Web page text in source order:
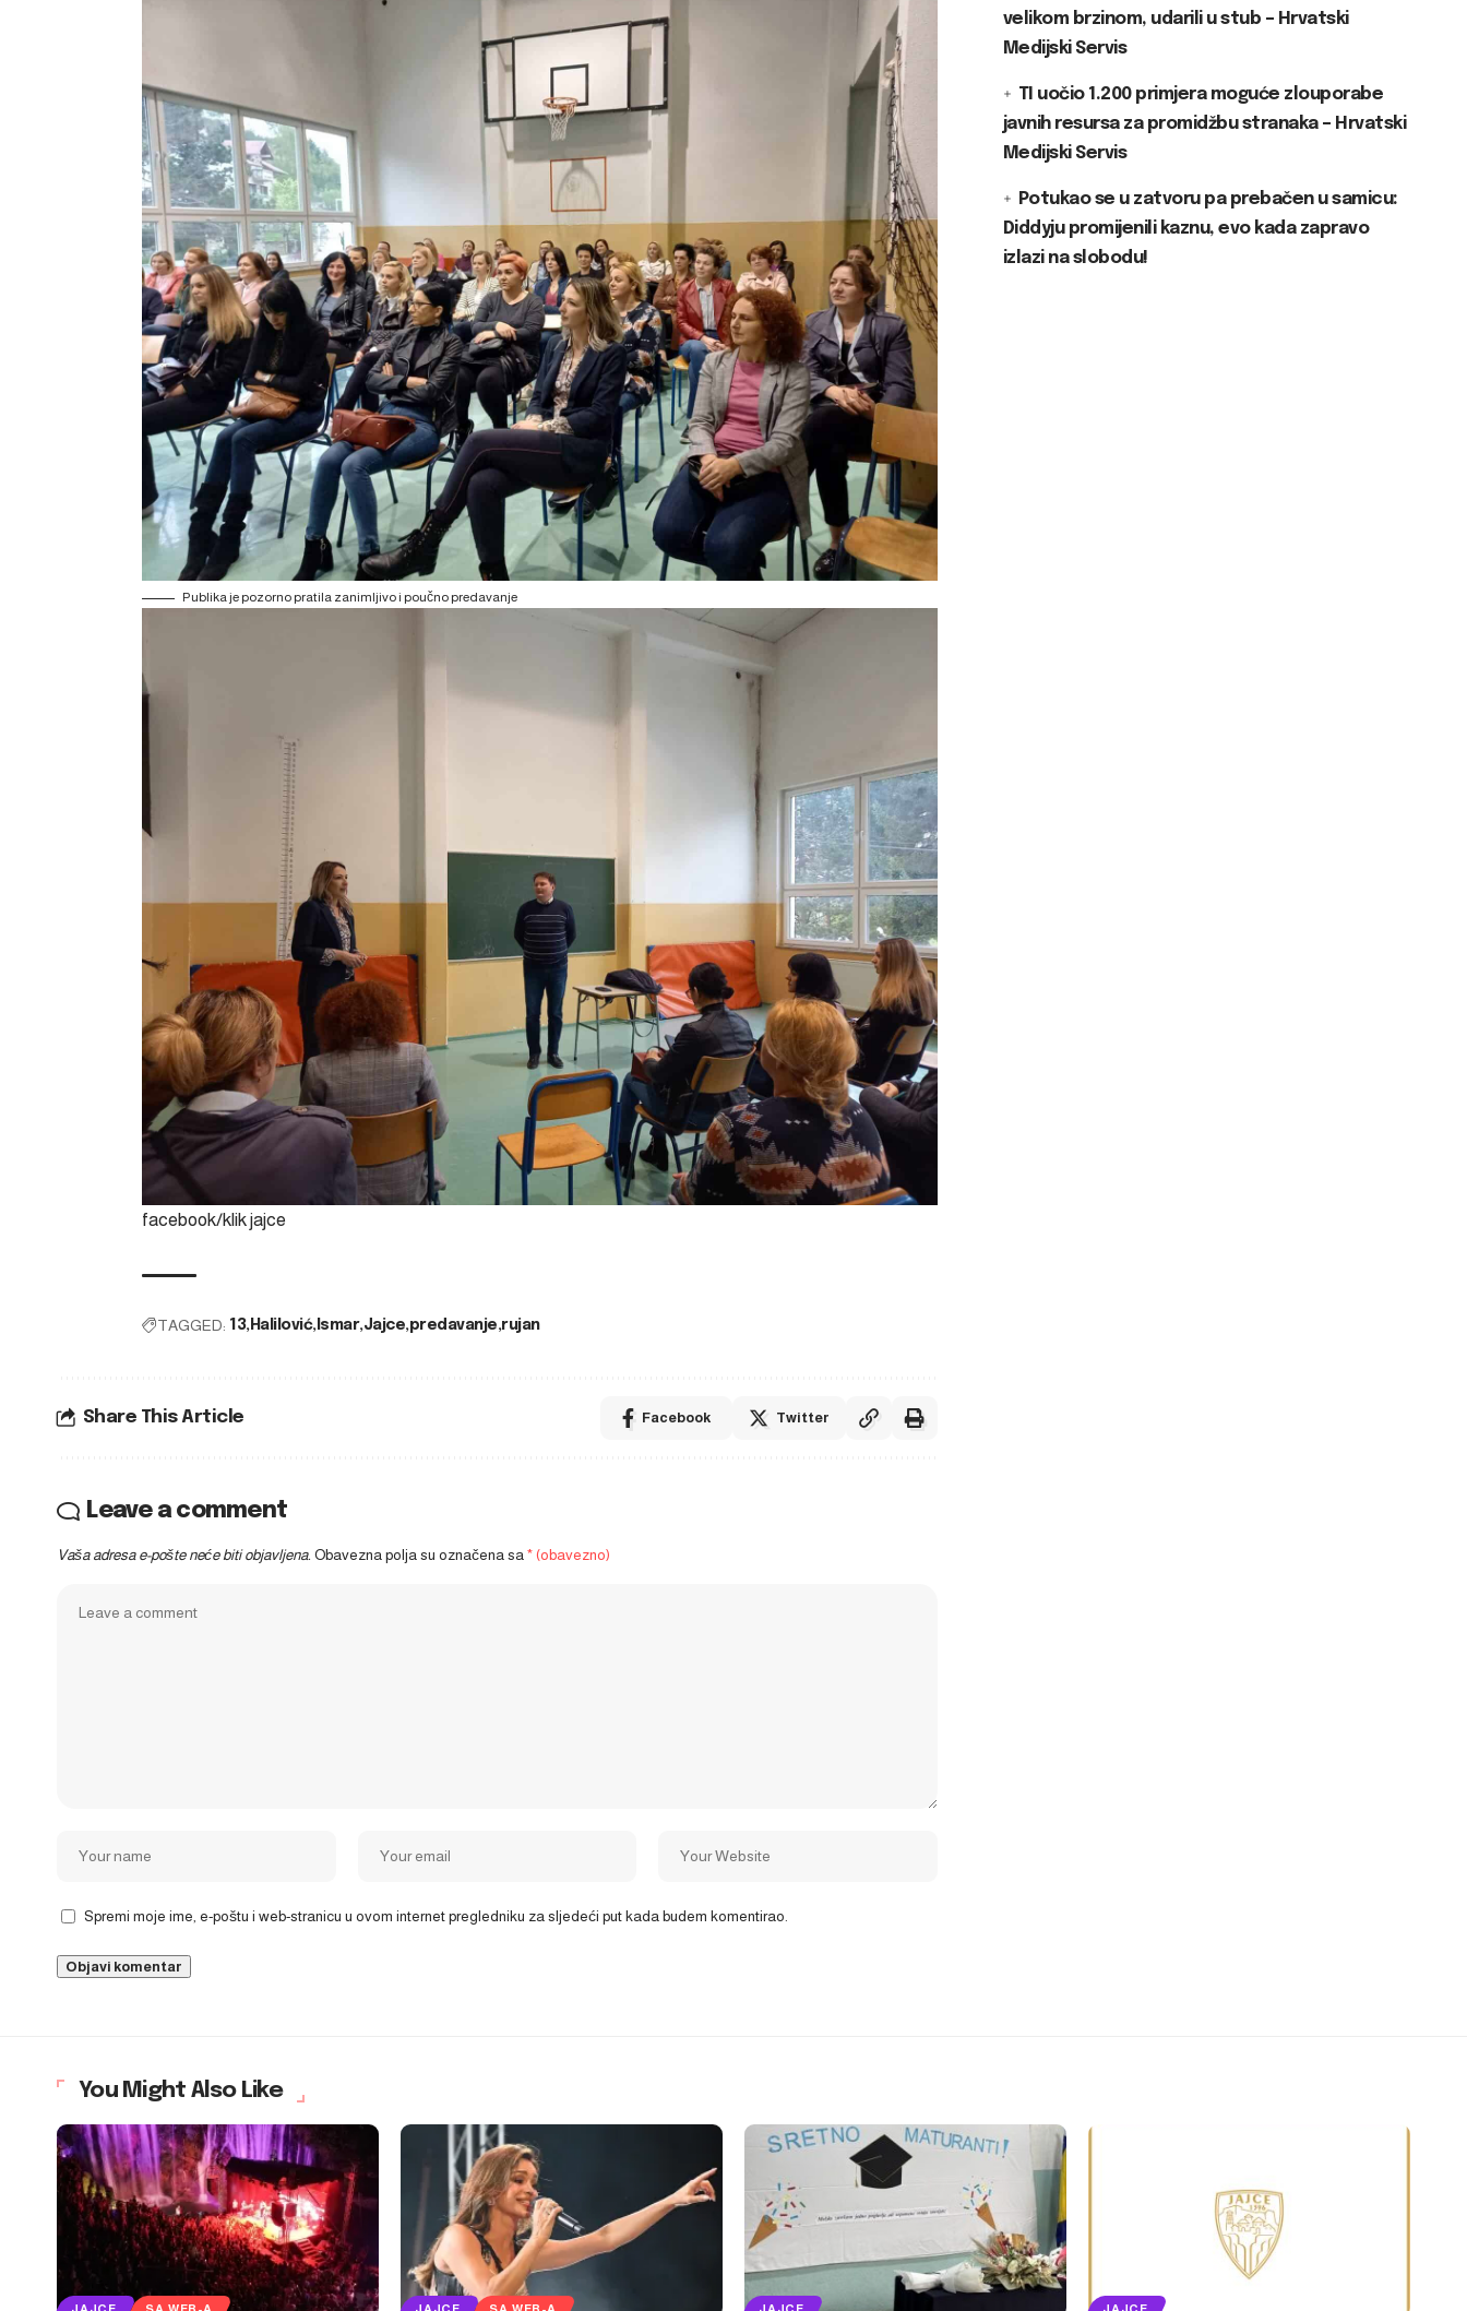
Publika je pozorno pratila zanimljivo i poučno predavanje
facebook/klik jajce
TAGGED: 13 Halilović Ismar Jajce predavanje rujan
Share This Article Facebook Twitter
Leave a comment
Vaša adresa e-pošte neće biti objavljena. Obavezna polja su označena sa * (obavezno)
Spremi moje ime, e-poštu i web-stranicu u ovom internet pregledniku za sljedeći put kada budem komentirao.
velikom brzinom, udarili u stub – Hrvatski
Medijski Servis
TI uočio 1.200 primjera moguće zlouporabe
javnih resursa za promidžbu stranaka – Hrvatski
Medijski Servis
Potukao se u zatvoru pa prebačen u samicu:
Diddyju promijenili kaznu, evo kada zapravo
izlazi na slobodu!
You Might Also Like